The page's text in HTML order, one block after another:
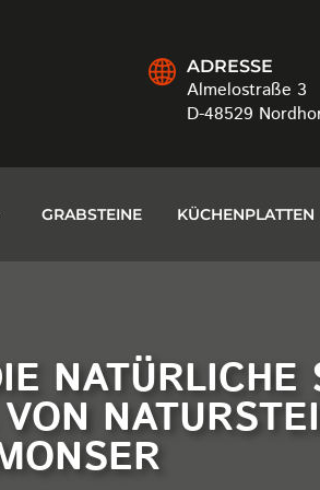
ADRESSE
Almelostraße 3
D-48529
GRABSTEINE KÜCHENPLATTEN
NATÜRLICHE